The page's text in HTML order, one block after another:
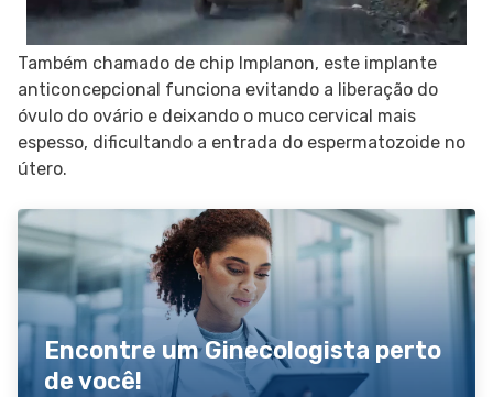
Também chamado de chip Implanon, este implante
anticoncepcional funciona evitando a liberação do
óvulo do ovário e deixando o muco cervical mais
espesso, dificultando a entrada do espermatozoide no
útero.
Encontre um Ginecologista perto
de você!